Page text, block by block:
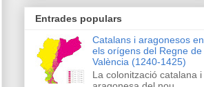
Entrades populars
Catalans i aragonesos en
els orígens del Regne de
València (1240-1425)
La colonització catalana i